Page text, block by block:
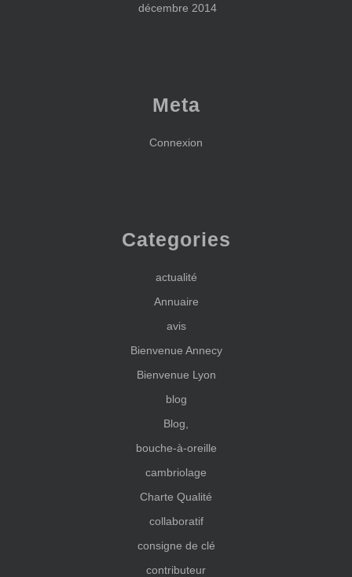
décembre 2014
Meta
Connexion
Categories
actualité
Annuaire
avis
Bienvenue Annecy
Bienvenue Lyon
blog
Blog,
bouche-à-oreille
cambriolage
Charte Qualité
collaboratif
consigne de clé
contributeur